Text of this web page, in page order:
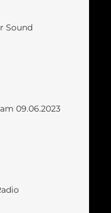
Sound
09.06.2023